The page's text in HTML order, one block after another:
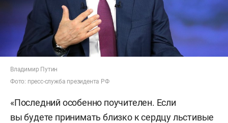
Владимир Путин
Фото: пресс-служба президента РФ
«Последний особенно поучителен. Если
вы будете принимать близко к сердцу льстивые